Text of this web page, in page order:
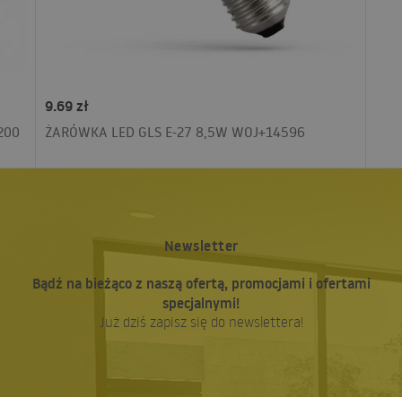
9.69 zł
ŻARÓWKA LED GLS E-27 8,5W WOJ+14596
Newsletter
Bądź na bieżąco z naszą ofertą, promocjami i ofertami
specjalnymi!
Już dziś zapisz się do newslettera!